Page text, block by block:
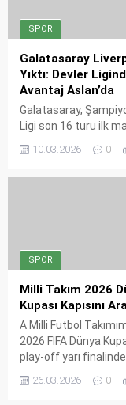
netleşti.
SPOR
Galatasaray
Yıktı: Devler
Avantaj Aslan’da
Galatasaray,
Ligi son 16 turu ilk
0 mağlup etti.
10.03.2026 0
SPOR
Milli Takım 2026
Kupası Kapısını
A Milli Futbol
2026 FIFA Dünya
play-off yarı finalinde
Romanya'yı Ferdi
Kadıoğlu'nun golüyle
26.03.2026 0